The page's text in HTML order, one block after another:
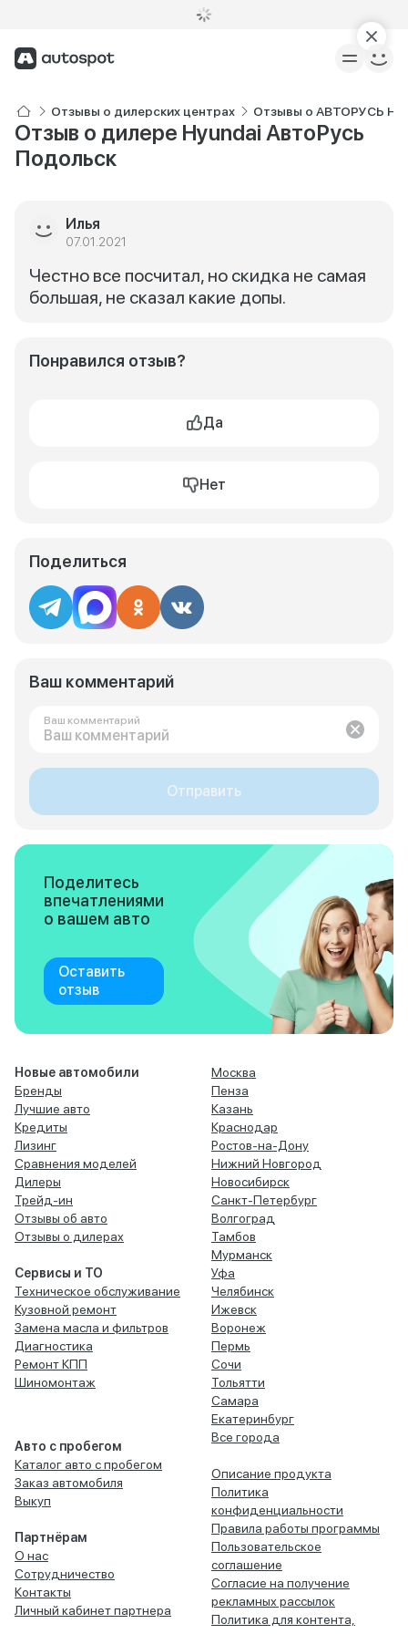
Отзывы о дилерских центрах Отзывы о АВТОРУСЬ
Отзыв о дилере Hyundai АвтоРусь
Подольск
Илья
07.01.2021
Честно все посчитал, но скидка не самая
большая, не сказал какие допы.
Понравился отзыв?
Да
Нет
Поделиться
Ваш комментарий
Ваш комментарий
Отправить
Поделитесь
впечатлениями
о вашем авто
Оставить
отзыв
Новые автомобили
Бренды
Лучшие авто
Кредиты
Лизинг
Сравнения моделей
Дилеры
Трейд-ин
Отзывы об авто
Отзывы о дилерах
Сервисы и ТО
Техническое обслуживание
Кузовной ремонт
Замена масла и фильтров
Диагностика
Ремонт КПП
Шиномонтаж
Авто с пробегом
Каталог авто с пробегом
Заказ автомобиля
Выкуп
Партнёрам
О нас
Сотрудничество
Контакты
Личный кабинет партнера
Москва
Пенза
Казань
Краснодар
Ростов-на-Дону
Нижний Новгород
Новосибирск
Санкт-Петербург
Волгоград
Тамбов
Мурманск
Уфа
Челябинск
Ижевск
Воронеж
Пермь
Сочи
Тольятти
Самара
Екатеринбург
Все города
Описание продукта
Политика
конфиденциальности
Правила работы программы
Пользовательское
соглашение
Согласие на получение
рекламных рассылок
Политика для контента,